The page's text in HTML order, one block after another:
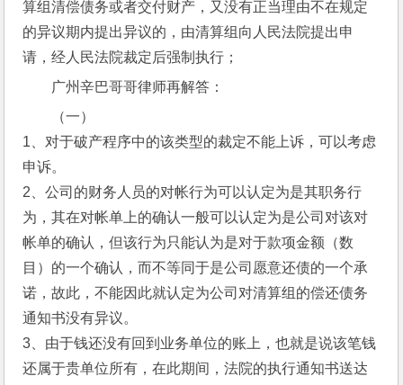
算组清偿债务或者交付财产，又没有正当理由不在规定
的异议期内提出异议的，由清算组向人民法院提出申
请，经人民法院裁定后强制执行；
广州辛巴哥哥律师再解答：
（一）
1、对于破产程序中的该类型的裁定不能上诉，可以考虑
申诉。
2、公司的财务人员的对帐行为可以认定为是其职务行
为，其在对帐单上的确认一般可以认定为是公司对该对
帐单的确认，但该行为只能认为是对于款项金额（数
目）的一个确认，而不等同于是公司愿意还债的一个承
诺，故此，不能因此就认定为公司对清算组的偿还债务
通知书没有异议。
3、由于钱还没有回到业务单位的账上，也就是说该笔钱
还属于贵单位所有，在此期间，法院的执行通知书送达